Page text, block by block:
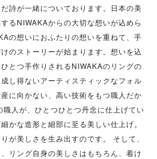
詩が一緒についております。日本の美
るNIWAKAからの大切な想いが込めら
の想いにおふたりの想いを重ねて、手
のストーリーが始まります。想いを込
とつ手作りされるNIWAKAのリングの
し得ないアーティスティックなフォル
に向かない、高い技術をもつ職人だか
人が、ひとつひとつ丹念に仕上げてい
かな造形と細部に至る美しい仕上げ。
が美しさを生み出すのです。 そして、
リング自身の美しさはもちろん、着け